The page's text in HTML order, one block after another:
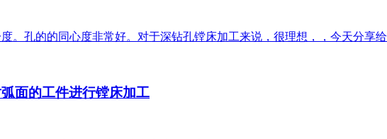
。孔的的同心度非常好。对于深钻孔镗床加工来说，很理想，，今天分享
面的工件进行镗床加工